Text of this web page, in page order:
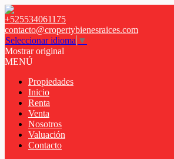
+525534061175
contacto@cropertybienesraices.com
Seleccionar idioma ▼
Mostrar original
MENÚ
Propiedades
Inicio
Renta
Venta
Nosotros
Valuación
Contacto